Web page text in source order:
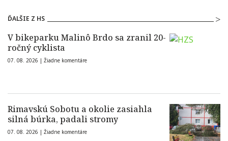
ĎALŠIE Z HS
V bikeparku Malinô Brdo sa zranil 20-
ročný cyklista
07. 08. 2026 | Žiadne komentáre
Rimavskú Sobotu a okolie zasiahla
silná búrka, padali stromy
07. 08. 2026 | Žiadne komentáre